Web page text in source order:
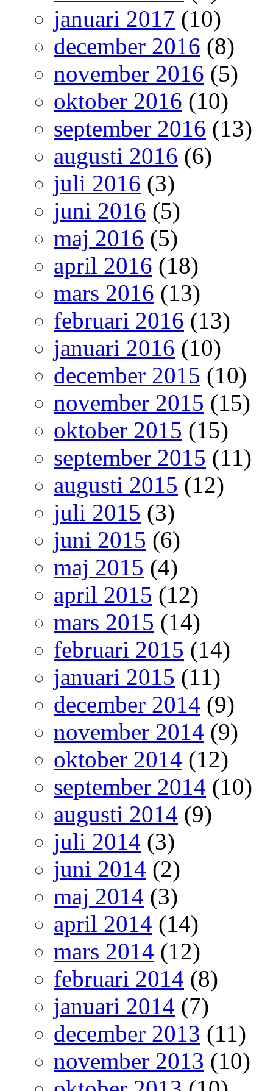
januari 2017 (10)
december 2016 (8)
november 2016 (5)
oktober 2016 (10)
september 2016 (13)
augusti 2016 (6)
juli 2016 (3)
juni 2016 (5)
maj 2016 (5)
april 2016 (18)
mars 2016 (13)
februari 2016 (13)
januari 2016 (10)
december 2015 (10)
november 2015 (15)
oktober 2015 (15)
september 2015 (11)
augusti 2015 (12)
juli 2015 (3)
juni 2015 (6)
maj 2015 (4)
april 2015 (12)
mars 2015 (14)
februari 2015 (14)
januari 2015 (11)
december 2014 (9)
november 2014 (9)
oktober 2014 (12)
september 2014 (10)
augusti 2014 (9)
juli 2014 (3)
juni 2014 (2)
maj 2014 (3)
april 2014 (14)
mars 2014 (12)
februari 2014 (8)
januari 2014 (7)
december 2013 (11)
november 2013 (10)